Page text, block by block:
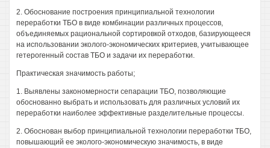
2. Обоснование построения принципиальной технологии
переработки ТБО в виде комбинации различных процессов,
объединяемых рациональной сортировкой отходов, базирующееся
на использовании эколого-экономических критериев, учитывающее
гетерогенный состав ТБО и задачи их переработки.
Практическая значимость работы;
1. Выявлены закономерности сепарации ТБО, позволяющие
обоснованно выбрать и использовать для различных условий их
переработки наиболее эффективные разделительные процессы.
2. Обоснован выбор принципиальной технологии переработки ТБО,
повышающий ее эколого-экономическую значимость, в виде